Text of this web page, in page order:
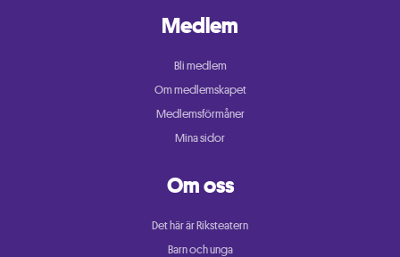
Medlem
Bli medlem
Om medlemskapet
Medlemsförmåner
Mina sidor
Om oss
Det här är Riksteatern
Barn och unga